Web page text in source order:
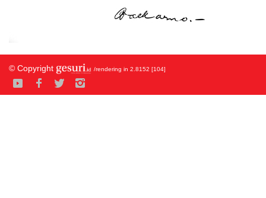
© Copyright /rendering in 2.8152 [104]